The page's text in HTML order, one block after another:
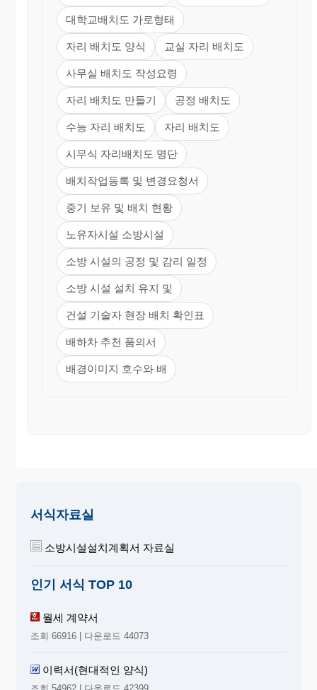
대학교배치도 가로형태
자리 배치도 양식 교실 자리 배치도
사무실 배치도 작성요령
자리 배치도 만들기 공정 배치도
수능 자리 배치도 자리 배치도
시무식 자리배치도 명단
배치작업등록 및 변경요청서
중기 보유 및 배치 현황
노유자시설 소방시설
소방 시설의 공정 및 감리 일정
소방 시설 설치 유지 및
건설 기술자 현장 배치 확인표
배하차 추천 품의서
배경이미지 호수와 배
서식자료실
소방시설설치계획서 자료실
인기 서식 TOP 10
월세 계약서
조회 66916 | 다운로드 44073
이력서(현대적인 양식)